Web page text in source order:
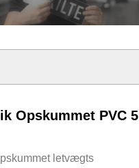
Opskummet PVC 5
letvægts